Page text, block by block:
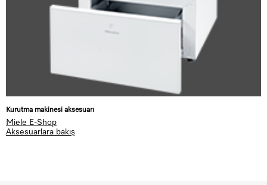
Kurutma makinesi aksesuarı
Miele E-Shop
Aksesuarlara bakış